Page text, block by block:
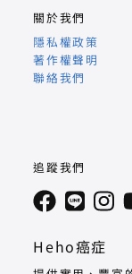
Heho癌症
關於我們
隱私權政策
著作權聲明
聯絡我們
追蹤我們